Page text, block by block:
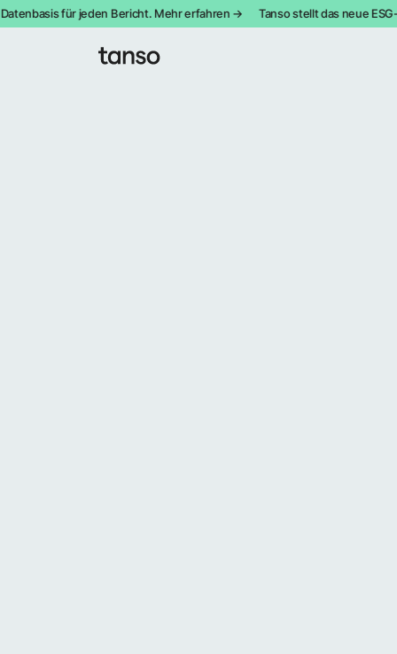
für jeden Bericht. Mehr erfahren → Tanso stellt das neue